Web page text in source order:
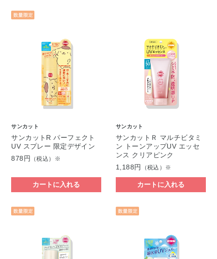
サンカット
サンカットR パーフェクト
UV スプレー 限定デザイン
878円
（税込）※
カートに入れる
サンカット
サンカットＲ マルチビタミ
ン トーンアップUV エッセ
ンス クリアピンク
1,188円
（税込）※
カートに入れる